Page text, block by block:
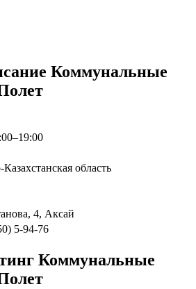
Коммунальные
область
4, Аксай
5-94-76
Коммунальные